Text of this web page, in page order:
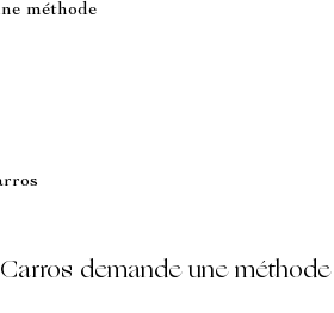
méthode
demande une méthode